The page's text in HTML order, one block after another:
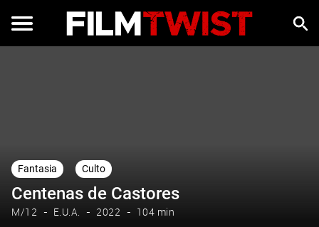
Fantasia Culto
Centenas de Castores
M/12 E.U.A. 2022 104 min